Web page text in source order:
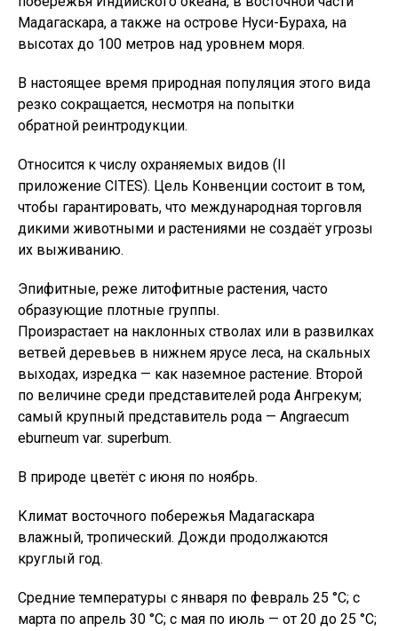
Мадагаскара, а также на острове Нуси-Бураха, на
высотах до 100 метров над уровнем моря.
В настоящее время природная популяция этого вида
резко сокращается, несмотря на попытки
обратной реинтродукции.
Относится к числу охраняемых видов (II
приложение CITES). Цель Конвенции состоит в том,
чтобы гарантировать, что международная торговля
дикими животными и растениями не создаёт угрозы
их выживанию.
Эпифитные, реже литофитные растения, часто
образующие плотные группы.
Произрастает на наклонных стволах или в развилках
ветвей деревьев в нижнем ярусе леса, на скальных
выходах, изредка — как наземное растение. Второй
по величине среди представителей рода Ангрекум;
самый крупный представитель рода — Angraecum
eburneum var. superbum.
В природе цветёт с июня по ноябрь.
Климат восточного побережья Мадагаскара
влажный, тропический. Дожди продолжаются
круглый год.
Средние температуры с января по февраль 25 °C; с
марта по апрель 30 °C; с мая по июль — от 20 до 25 °C;